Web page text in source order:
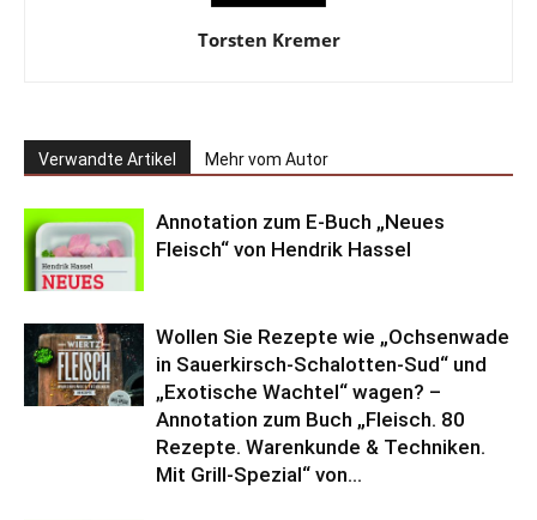
Torsten Kremer
Verwandte Artikel Mehr vom Autor
Annotation zum E-Buch „Neues
Fleisch“ von Hendrik Hassel
Wollen Sie Rezepte wie „Ochsenwade
in Sauerkirsch-Schalotten-Sud“ und
„Exotische Wachtel“ wagen? –
Annotation zum Buch „Fleisch. 80
Rezepte. Warenkunde & Techniken.
Mit Grill-Spezial“ von...